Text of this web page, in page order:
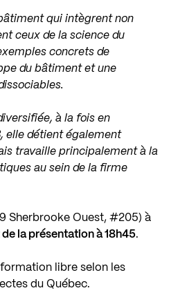
qui intègrent non
ceux de la science du
concrets de
du bâtiment et une
à la fois en
elle détient également
travaille principalement à la
au sein de la firme
Sherbrooke Ouest, #205) à
la présentation à 18h45.
libre selon les
du Québec.